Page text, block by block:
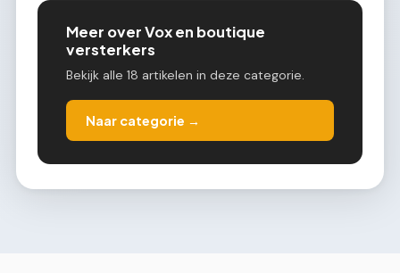
Meer over Vox en boutique
versterkers
Bekijk alle 18 artikelen in deze categorie.
Naar categorie →